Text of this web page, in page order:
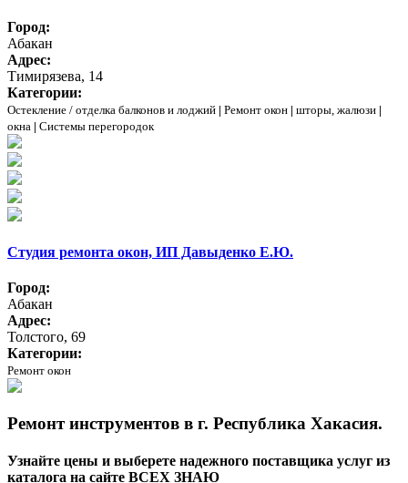
Город:
Абакан
Адрес:
Тимирязева, 14
Категории:
Остекление / отделка балконов и лоджий | Ремонт окон | шторы, жалюзи |
окна | Системы перегородок
Студия ремонта окон, ИП Давыденко Е.Ю.
Город:
Абакан
Адрес:
Толстого, 69
Категории:
Ремонт окон
Ремонт инструментов в г. Республика Хакасия.
Узнайте цены и выберете надежного поставщика услуг из
каталога на сайте ВСЕХ ЗНАЮ